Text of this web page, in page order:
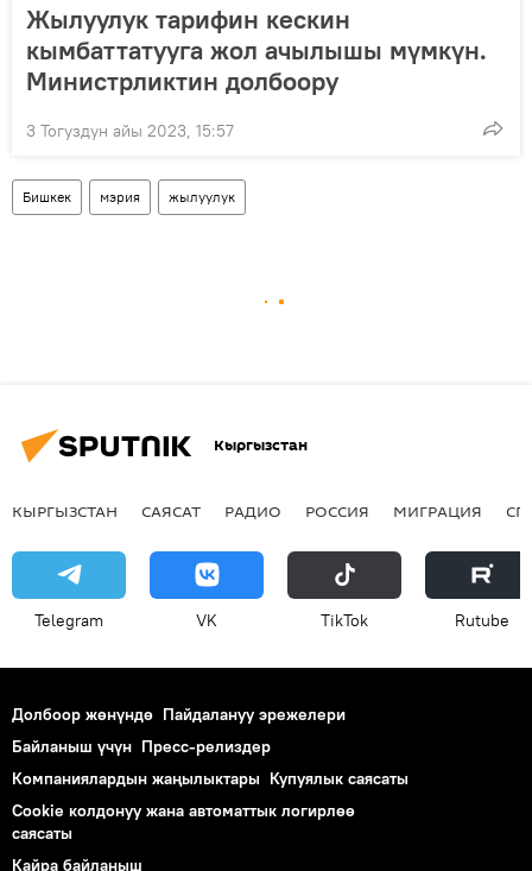
Жылуулук тарифин кескин
кымбаттатууга жол ачылышы мүмкүн.
Министрликтин долбоору
3 Тогуздун айы 2023, 15:57
Бишкек мэрия жылуулук
Кыргызстан
КЫРГЫЗСТАН САЯСАТ РАДИО РОССИЯ МИГРАЦИЯ
Telegram VK ТikТоk Rutube
Долбоор жөнүндө Пайдалануу эрежелери
Байланыш үчүн Пресс-релиздер
Компаниялардын жаңылыктары Купуялык саясаты
Cookie колдонуу жана автоматтык логирлөө
саясаты
Кайра байланыш